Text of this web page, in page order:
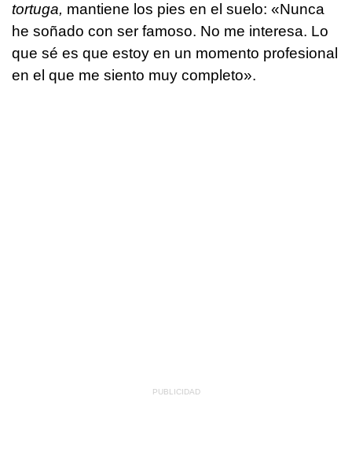
tortuga, mantiene los pies en el suelo: «Nunca
he soñado con ser famoso. No me interesa. Lo
que sé es que estoy en un momento profesional
en el que me siento muy completo».